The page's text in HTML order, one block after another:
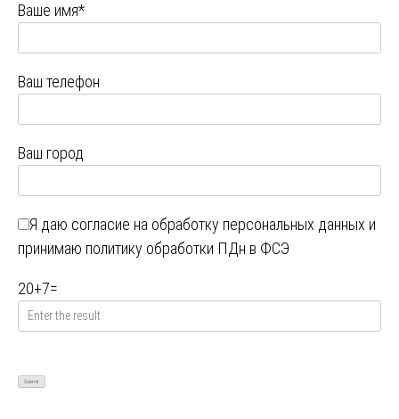
Ваше имя*
Ваш телефон
Ваш город
Я даю согласие на обработку персональных данных и
принимаю политику обработки ПДн в ФСЭ
20+7=